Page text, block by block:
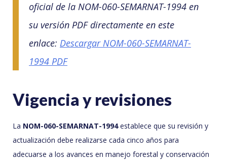
oficial de la NOM-060-SEMARNAT-1994 en
su versión PDF directamente en este
enlace: Descargar NOM-060-SEMARNAT-
1994 PDF
Vigencia y revisiones
La NOM-060-SEMARNAT-1994establece que su revisión y
actualización debe realizarse cada cinco años para
adecuarse a los avances en manejo forestal y conservación